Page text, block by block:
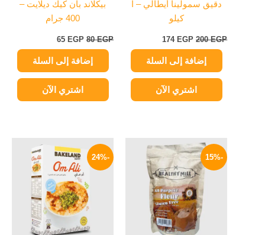
دقيق سمولينا أيطالي – ا
كيلو
200EGP
174 EGP
إضافة إلى السلة
اشتري الآن
بيكلاند بان كيك ديلايت –
400 جرام
80EGP
65 EGP
إضافة إلى السلة
اشتري الآن
-15%
الأصلي
هو:
75 EGP.
هو:
64 EGP.
-24%
الأصلي
هو:
58 EGP.
الحالي
هو:
44 EGP.